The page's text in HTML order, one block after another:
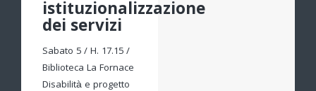
istituzionalizzazione
dei servizi
Sabato 5 / H. 17.15 /
Biblioteca La Fornace
Disabilità e progetto